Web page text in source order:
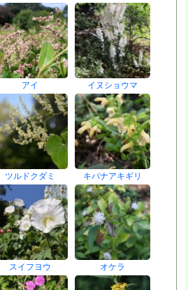
アイ イヌショウマ
ツルドクダミ キバナアキギリ
スイフヨウ オケラ